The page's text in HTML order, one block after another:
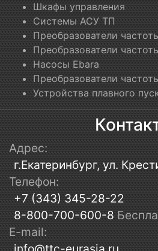
Шкафы управления
Системы АСУ ТП
Преобразователи
Преобразователи
Насосы Ebara
Преобразователи
Устройства плавного
Адрес:
г.Екатеринбург, ул.
Телефон:
+7 (343) 345-28-22
8-800-700-600-8
E-mail: